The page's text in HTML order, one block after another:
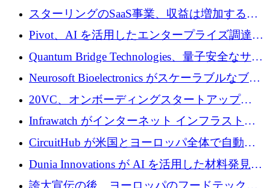
ラ テクノロジーを拡張するためにシリーズ A
で 1,600 万ドルを調達
スターリングのSaaS事業、収益は増加するも
グループ利益は減少
Pivot、AI を活用したエンタープライズ調達プ
ラットフォームを拡大するために 4,000 万ド
ルを調達
Quantum Bridge Technologies、量子安全なサイ
バーセキュリティ インフラストラクチャの拡
張にシリーズ A で 800 万ドルを投入
Neurosoft Bioelectronics がスケーラブルなブレ
イン コンピューター インターフェイスのため
に 750 万ドルを調達
20VC、オンボーディングスタートアップ
Prelude へのシリーズ A 投資で 2,000 万ドルを
Infrawatch がインターネット インフラストラ
クチャ インテリジェンス向けに 300 万ドルの
プレシードを確保
CircuitHub が米国とヨーロッパ全体で自動電
子機器製造を拡大するために 2,800 万ドルを
Dunia Innovations が AI を活用した材料発見を
産業化するために 2 億 8,000 万ユーロのベル
誇大宣伝の後、ヨーロッパのフードテックセ